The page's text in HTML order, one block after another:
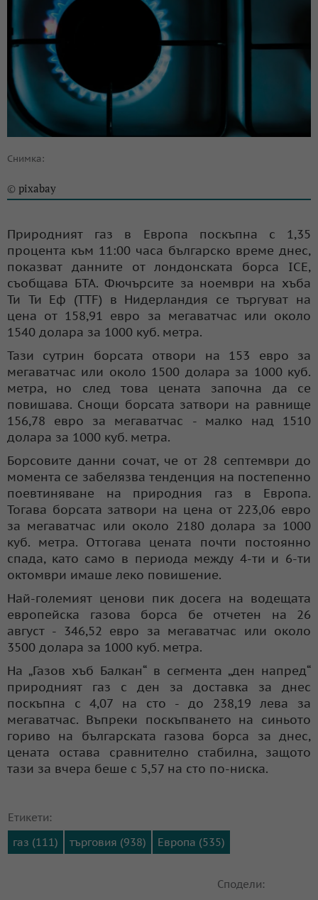
Снимка:
© pixabay
Природният газ в Европа поскъпна с 1,35
процента към 11:00 часа българско време днес,
показват данните от лондонската борса ICE,
съобщава БТА. Фючърсите за ноември на хъба
Ти Ти Еф (TTF) в Нидерландия се търгуват на
цена от 158,91 евро за мегаватчас или около
1540 долара за 1000 куб. метра.
Тази сутрин борсата отвори на 153 евро за
мегаватчас или около 1500 долара за 1000 куб.
метра, но след това цената започна да се
повишава. Снощи борсата затвори на равнище
156,78 евро за мегаватчас - малко над 1510
долара за 1000 куб. метра.
Борсовите данни сочат, че от 28 септември до
момента се забелязва тенденция на постепенно
поевтиняване на природния газ в Европа.
Тогава борсата затвори на цена от 223,06 евро
за мегаватчас или около 2180 долара за 1000
куб. метра. Оттогава цената почти постоянно
спада, като само в периода между 4-ти и 6-ти
октомври имаше леко повишение.
Най-големият ценови пик досега на водещата
европейска газова борса бе отчетен на 26
август - 346,52 евро за мегаватчас или около
3500 долара за 1000 куб. метра.
На „Газов хъб Балкан“ в сегмента „ден напред“
природният газ с ден за доставка за днес
поскъпна с 4,07 на сто - до 238,19 лева за
мегаватчас. Въпреки поскъпването на синьото
гориво на българската газова борса за днес,
цената остава сравнително стабилна, защото
тази за вчера беше с 5,57 на сто по-ниска.
Етикети:
газ (111)
търговия (938) Европа (535)
Сподели: